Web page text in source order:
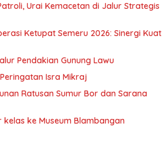
Urai Kemacetan di Jalur Strategis
Ketupat Semeru 2026: Sinergi Kuat
Pendakian Gunung Lawu
Isra Mikraj
Ratusan Sumur Bor dan Sarana
ke Museum Blambangan